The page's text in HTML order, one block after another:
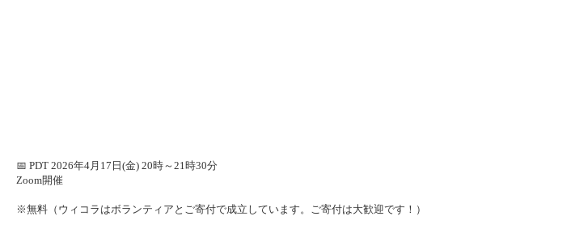
📅 PDT 2026年4月17日(金) 20時～21時30分
Zoom開催
※無料（ウィコラはボランティアとご寄付で成立しています。ご寄付は大歓迎です！）